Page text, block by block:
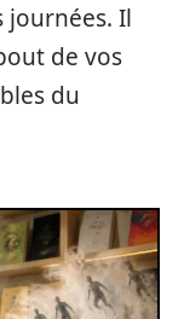
journées. Il
de vos
du